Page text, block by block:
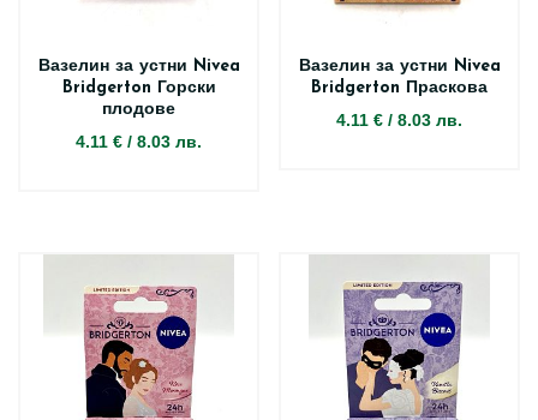
Вазелин за устни Nivea
Bridgerton Горски
плодове
4.11 € / 8.03 лв.
Вазелин за устни Nivea
Bridgerton Праскова
4.11 € / 8.03 лв.